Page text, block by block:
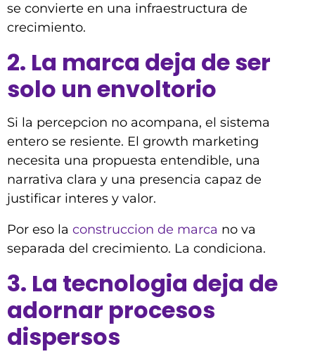
se convierte en una infraestructura de
crecimiento.
2. La marca deja de ser
solo un envoltorio
Si la percepcion no acompana, el sistema
entero se resiente. El growth marketing
necesita una propuesta entendible, una
narrativa clara y una presencia capaz de
justificar interes y valor.
Por eso la construccion de marca no va
separada del crecimiento. La condiciona.
3. La tecnologia deja de
adornar procesos
dispersos